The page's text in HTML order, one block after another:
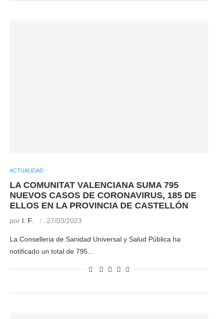
ACTUALIDAD
LA COMUNITAT VALENCIANA SUMA 795
NUEVOS CASOS DE CORONAVIRUS, 185 DE
ELLOS EN LA PROVINCIA DE CASTELLÓN
por I. F. 27/03/2023
La Conselleria de Sanidad Universal y Salud Pública ha
notificado un total de 795…